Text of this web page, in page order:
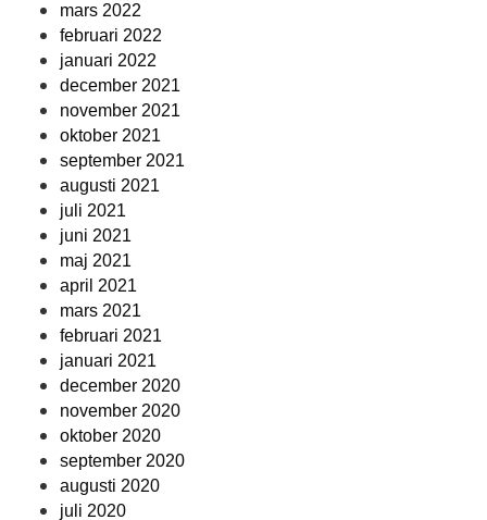
mars 2022
februari 2022
januari 2022
december 2021
november 2021
oktober 2021
september 2021
augusti 2021
juli 2021
juni 2021
maj 2021
april 2021
mars 2021
februari 2021
januari 2021
december 2020
november 2020
oktober 2020
september 2020
augusti 2020
juli 2020